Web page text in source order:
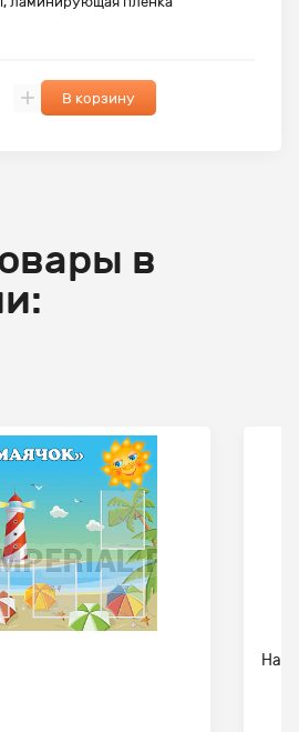
В корзину
в